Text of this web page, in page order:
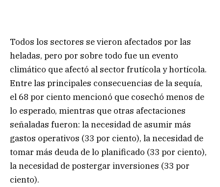
Todos los sectores se vieron afectados por las
heladas, pero por sobre todo fue un evento
climático que afectó al sector frutícola y hortícola.
Entre las principales consecuencias de la sequía,
el 68 por ciento mencionó que cosechó menos de
lo esperado, mientras que otras afectaciones
señaladas fueron: la necesidad de asumir más
gastos operativos (33 por ciento), la necesidad de
tomar más deuda de lo planificado (33 por ciento),
la necesidad de postergar inversiones (33 por
ciento).